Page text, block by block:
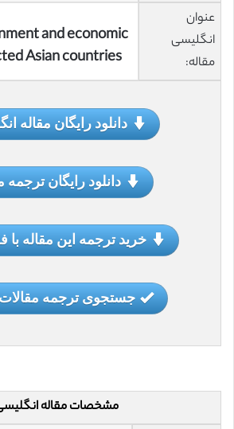
عنوان
انگلیسی
مقاله:
and economic
Asian countries
دانلود رایگان مقاله
دانلود رایگان ترجمه
خرید ترجمه این مقاله
جستجوی ترجمه مقالات
مشخصات مقاله